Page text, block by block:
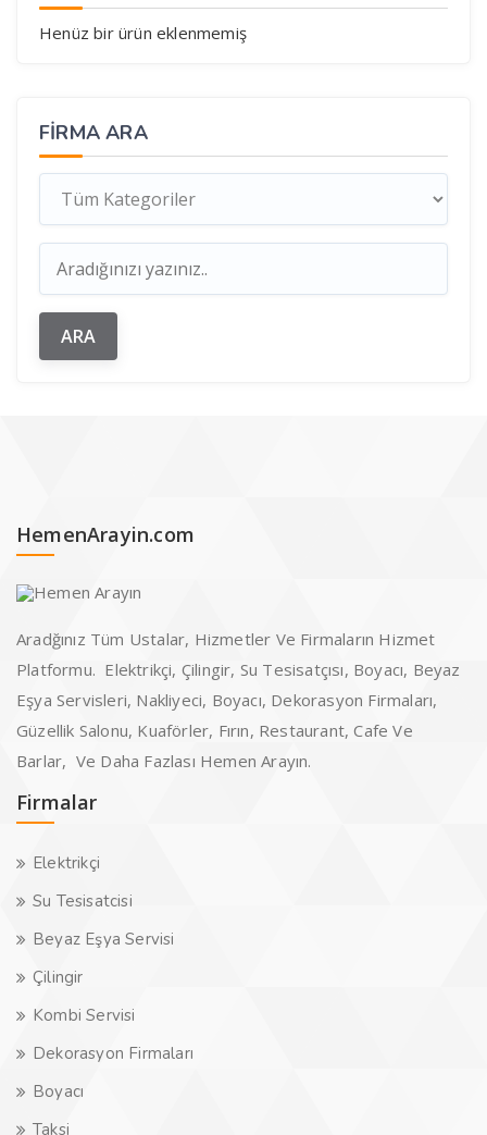
Henüz bir ürün eklenmemiş
FIRMA ARA
HemenArayin.com
Aradğınız Tüm Ustalar, Hizmetler Ve Firmaların Hizmet
Platformu. Elektrikçi, Çilingir, Su Tesisatçısı, Boyacı, Beyaz
Eşya Servisleri, Nakliyeci, Boyacı, Dekorasyon Firmaları,
Güzellik Salonu, Kuaförler, Fırın, Restaurant, Cafe Ve
Barlar, Ve Daha Fazlası Hemen Arayın.
Firmalar
Elektrikçi
Su Tesisatcisi
Beyaz Eşya Servisi
Çilingir
Kombi Servisi
Dekorasyon Firmaları
Boyacı
Taksi